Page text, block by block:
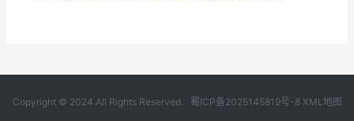
Copyright © 2024 All Rights Reserved. 蜀ICP备2025145819号-8 XML地图